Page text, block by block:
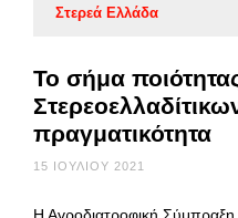
Στερεά Ελλάδα
Το σήμα
πραγματικότητα
15 ΙΟΥΛΊΟΥ 2021